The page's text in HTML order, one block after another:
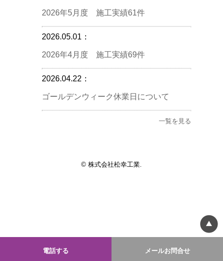
2026年5月度 施工実績61件
2026.05.01：
2026年4月度 施工実績69件
2026.04.22：
ゴールデンウィーク休業日について
一覧を見る
© 株式会社松幸工業.
電話する メールお問合せ